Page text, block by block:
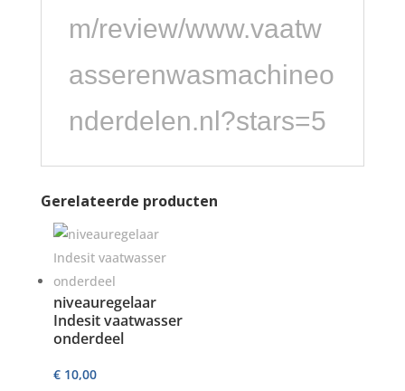
m/review/www.vaatw
asserenwasmachineo
nderdelen.nl?stars=5
Gerelateerde producten
niveauregelaar
Indesit vaatwasser
onderdeel
€10,00